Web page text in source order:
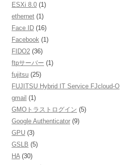
ESXi 8.0 (1)
ethernet (1)
Face ID (16)
Facebook (1)
FIDO2 (36)
ftpサーバー (1)
fujitsu (25)
FUJITSU Hybrid IT Service FJcloud-O
gmail (1)
GMOトラストログイン (5)
Google Authenticator (9)
GPU (3)
GSLB (5)
HA (30)